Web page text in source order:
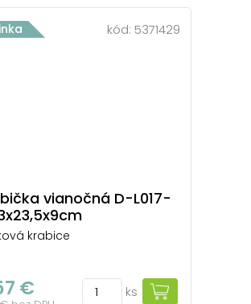
kód: 5371429
vianočná D-L017-
krabice
€ ks